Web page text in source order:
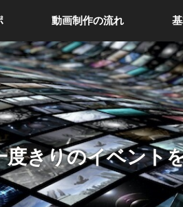
動画制作の流れ
度きりのイベント